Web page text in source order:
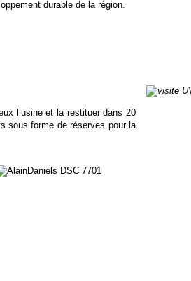
durable de la région.
l’usine et la restituer dans 20
sous forme de réserves pour la